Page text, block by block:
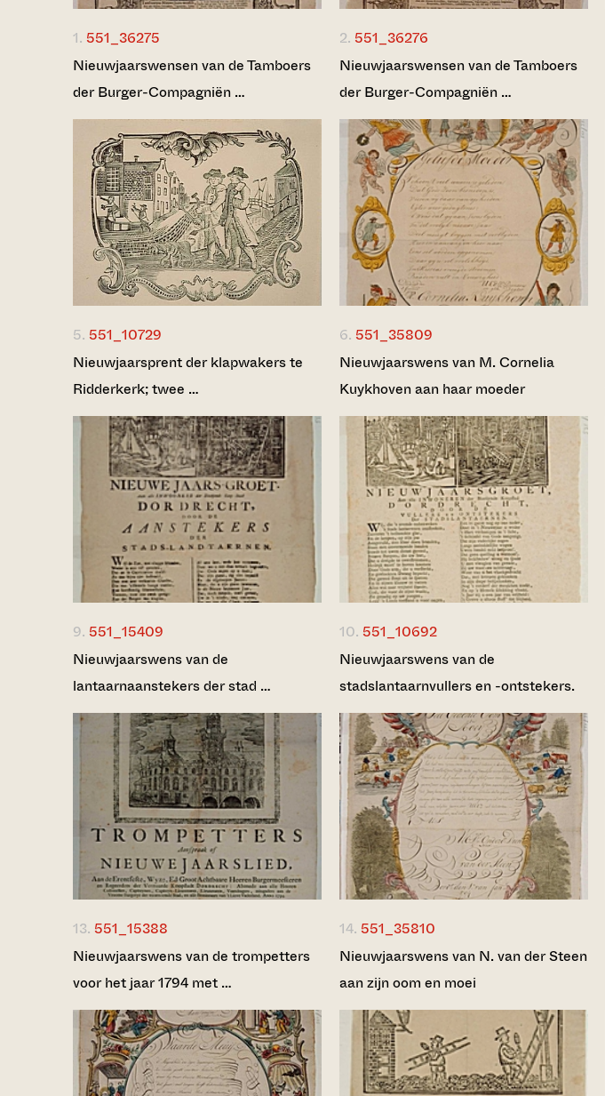
1. 551_36275
Nieuwjaarswensen van de Tamboers
der Burger-Compagniën …
2. 551_36276
Nieuwjaarswensen van de Tamboers
der Burger-Compagniën …
5. 551_10729
Nieuwjaarsprent der klapwakers te
Ridderkerk; twee …
6. 551_35809
Nieuwjaarswens van M. Cornelia
Kuykhoven aan haar moeder
9. 551_15409
Nieuwjaarswens van de
lantaarnaanstekers der stad …
10. 551_10692
Nieuwjaarswens van de
stadslantaarnvullers en -ontstekers.
13. 551_15388
Nieuwjaarswens van de trompetters
voor het jaar 1794 met …
14. 551_35810
Nieuwjaarswens van N. van der Steen
aan zijn oom en moei